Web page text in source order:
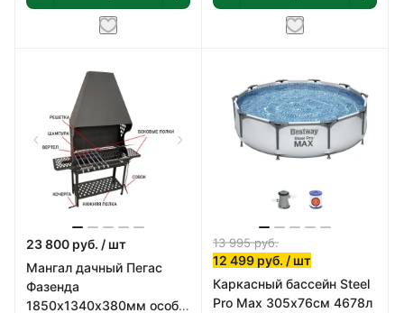
23 800 руб. / шт
Мангал дачный Пегас
Фазенда
1850х1340х380мм особо
13 995руб.
12 499 руб. / шт
Каркасный бассейн Steel
Pro Max 305х76см 4678л